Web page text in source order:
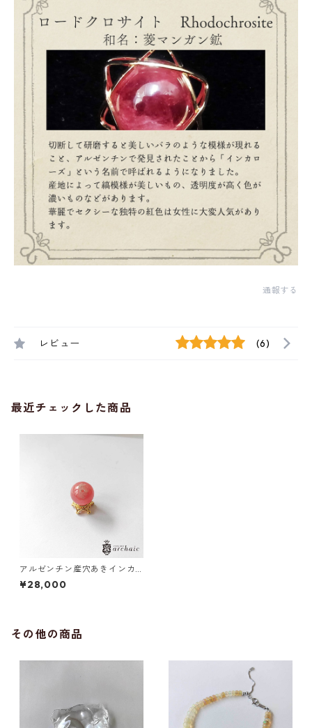
通報する
レビュー (6)
最近チェックした商品
アルゼンチン産穴あきインカ
ローズの丸玉（12mm）
¥28,000
その他の商品